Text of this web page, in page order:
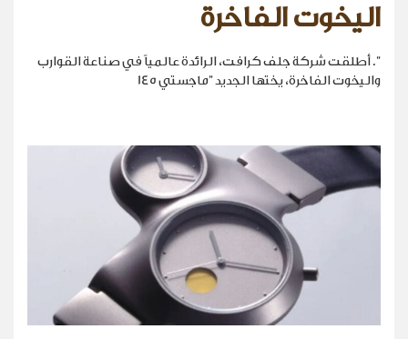
اليخوت الفاخرة
". أطلقت شركة جلف كرافت، الرائدة عالمياً في صناعة القوارب
واليخوت الفاخرة، يختها الجديد "ماجستي 145